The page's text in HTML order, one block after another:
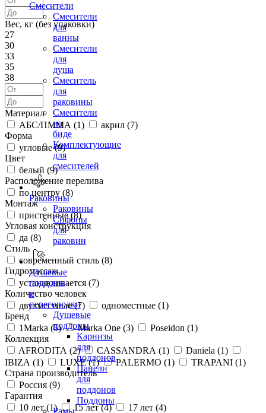
Смесители
Смесители
для
ванны
Смесители
для
душа
Смеситель
для
раковины
Смесители
на
биде
Комплектующие
для
смесителей
Раковины
Раковины
Сифоны
для
раковин
Душевые
поддоны
и
перегородки
Душевые
поддоны
Карнизы
для
поддонов
Панели
для
поддонов
Поддоны
Вес, кг (без упаковки)
27
30
33
35
38
Материал
АБС/ПММА (1) акрил (7)
Форма
угловые (9)
Цвет
белый (9)
Расположение перелива
по центру (8)
Монтаж
пристенные (8)
Угловая конструкция
да (8)
Стиль
современный стиль (8)
Гидромассаж
устанавливается (7)
Количество человек
двухместные (7) одноместные (1)
Бренд
1Marka (5) Marka One (3) Poseidon (1)
Коллекция
AFRODITA (2) CASSANDRA (1) Daniela (1)
IBIZA (1) LUXE (1) PALERMO (1) TRAPANI (1)
Страна производитель
Россия (9)
Гарантия
10 лет (1) 15 лет (4) 17 лет (4)